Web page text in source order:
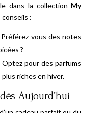
dans la collection My
:
Préférez-vous des notes
?
Optez pour des parfums
riches en hiver.
Aujourd’hui